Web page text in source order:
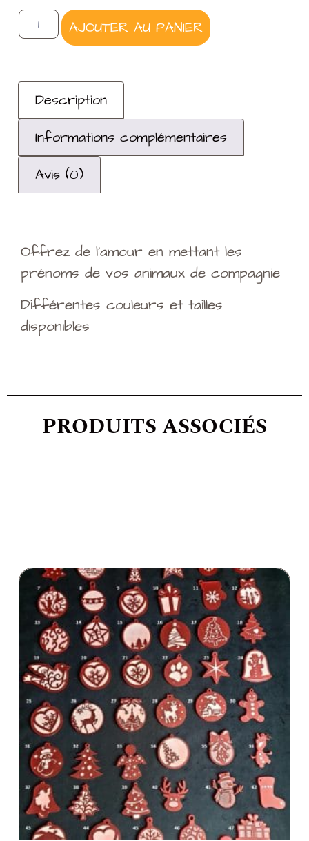
AJOUTER AU PANIER
Description
Informations complémentaires
Avis (0)
Offrez de l’amour en mettant les
prénoms de vos animaux de compagnie
Différentes couleurs et tailles
disponibles
PRODUITS ASSOCIÉS